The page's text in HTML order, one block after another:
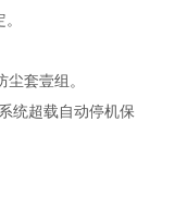
。
尘套壹组 。
超载自动停机保